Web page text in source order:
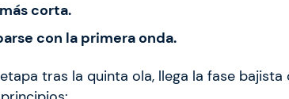
corta.
con la primera onda.
tras la quinta ola, llega la fase bajista